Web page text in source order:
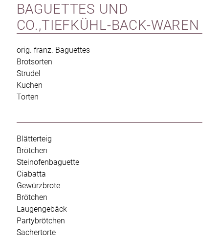
BAGUETTES UND
CO.,TIEFKÜHL-BACK-WAREN
orig. franz. Baguettes
Brotsorten
Strudel
Kuchen
Torten
Blätterteig
Brötchen
Steinofenbaguette
Ciabatta
Gewürzbrote
Brötchen
Laugengebäck
Partybrötchen
Sachertorte